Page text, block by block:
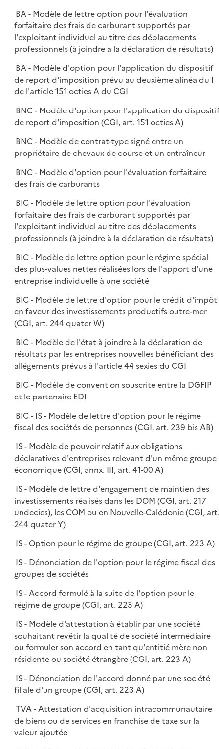
BA - Modèle de lettre option pour l'évaluation
forfaitaire des frais de carburant supportés par
l'exploitant individuel au titre des déplacements
professionnels (à joindre à la déclaration de résultats)
BA - Modèle d'option pour l'application du dispositif
de report d'imposition prévu au deuxième alinéa du I
de l'article 151 octies A du CGI
BNC - Modèle d'option pour l'application du
de report d'imposition (CGI, art. 151 octies A)
BNC - Modèle de contrat-type signé entre un
propriétaire de chevaux de course et un entraîneur
BNC - Modèle d'option pour l'évaluation forfaitaire
des frais de carburants
BIC - Modèle de lettre option pour l'évaluation
forfaitaire des frais de carburant supportés par
l'exploitant individuel au titre des déplacements
professionnels (à joindre à la déclaration de résultats)
BIC - Modèle de lettre option pour le régime spécial
des plus-values nettes réalisées lors de l'apport d'une
entreprise individuelle à une société
BIC - Modèle de lettre d'option pour le crédit d'impôt
en faveur des investissements productifs outre-mer
(CGI, art. 244 quater W)
BIC - Modèle de l'état à joindre à la déclaration de
résultats par les entreprises nouvelles bénéficiant des
allégements prévus à l'article 44 sexies du CGI
BIC - Modèle de convention souscrite entre la DGFIP
et le partenaire EDI
BIC - IS - Modèle de lettre d'option pour le régime
fiscal des sociétés de personnes (CGI, art. 239 bis AB)
IS - Modèle de pouvoir relatif aux obligations
déclaratives d'entreprises relevant d'un même groupe
économique (CGI, annx. III, art. 41-00 A)
IS - Modèle de lettre d'engagement de maintien des
investissements réalisés dans les DOM (CGI, art. 217
undecies), les COM ou en Nouvelle-Calédonie (CGI, art.
244 quater Y)
IS - Option pour le régime de groupe (CGI, art. 223 A)
IS - Dénonciation de l'option pour le régime fiscal des
groupes de sociétés
IS - Accord formulé à la suite de l'option pour le
régime de groupe (CGI, art. 223 A)
IS - Modèle d'attestation à établir par une société
souhaitant revêtir la qualité de société intermédiaire
ou formuler son accord en tant qu'entitié mère non
résidente ou société étrangère (CGI, art. 223 A)
IS - Dénonciation de l'accord donné par une société
filiale d'un groupe (CGI, art. 223 A)
TVA - Attestation d'acquisition intracommunautaire
de biens ou de services en franchise de taxe sur la
valeur ajoutée